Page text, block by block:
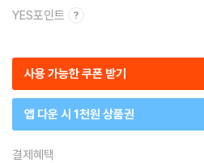
YES포인트
사용 가능한 쿠폰 받기
앱 다운 시 1천원 상품권
결제혜택